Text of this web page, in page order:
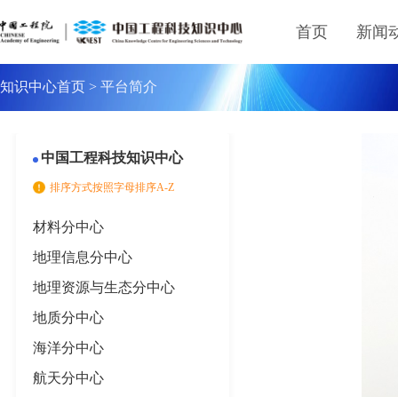
首页 新闻
知识中心首页 > 平台简介
中国工程科技知识中心
排序方式按照字母排序A-Z
材料分中心
地理信息分中心
地理资源与生态分中心
地质分中心
海洋分中心
航天分中心